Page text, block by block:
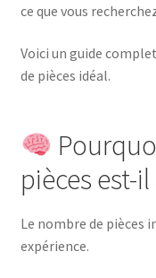
ce que vous
Voici un guide
de pièces idéal.
pièces est-
Le nombre de pièces
expérience.